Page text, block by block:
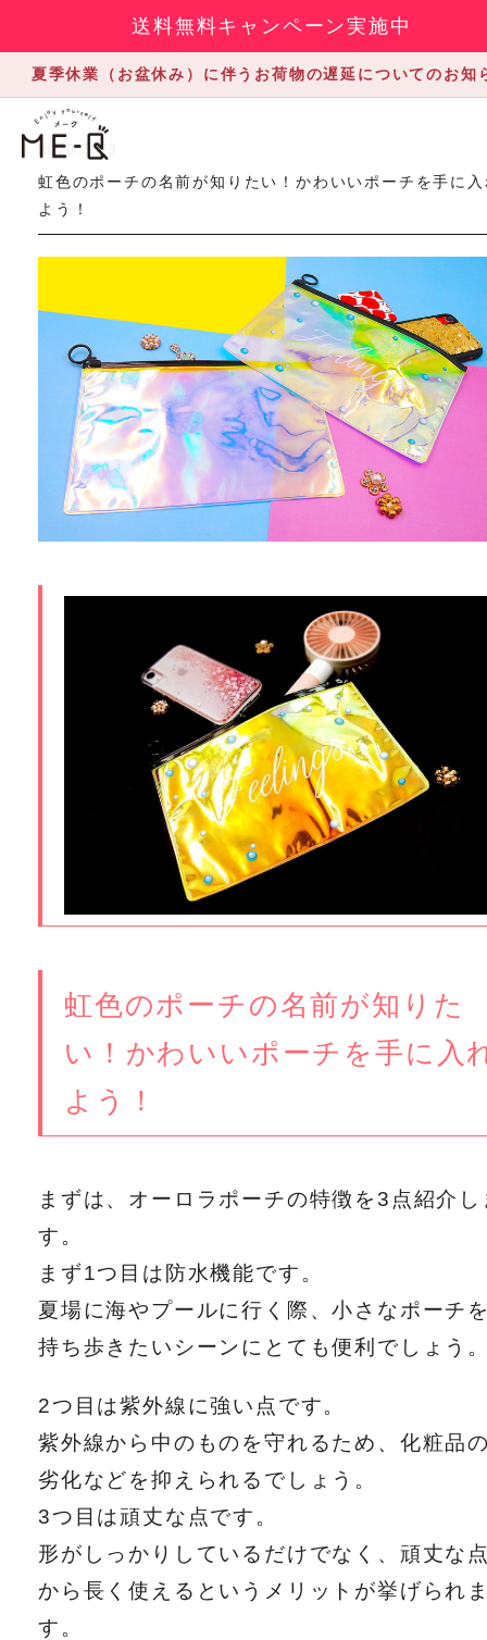
送料無料キャンペーン実施中
夏季休業（お盆休み）に伴うお荷物の遅延についてのお知
2020.3.23
虹色のポーチの名前が知りたい！かわいいポーチを手に
よう！
虹色のポーチの名前が知りた
い！かわいいポーチを手に入
よう！
まずは、オーロラポーチの特徴を3点紹介し
す。
まず1つ目は防水機能です。
夏場に海やプールに行く際、小さなポーチ
持ち歩きたいシーンにとても便利でしょう
2つ目は紫外線に強い点です。
紫外線から中のものを守れるため、化粧品
劣化などを抑えられるでしょう。
3つ目は頑丈な点です。
形がしっかりしているだけでなく、頑丈な
から長く使えるというメリットが挙げられ
す。